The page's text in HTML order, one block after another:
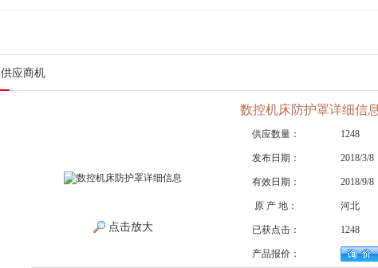
供应商机
数控机床防护罩详细信
点击放大
供应数量： 1248
发布日期： 2018/3/8
有效日期： 2018/9/8
原 产 地： 河北
已获点击： 1248
产品报价：